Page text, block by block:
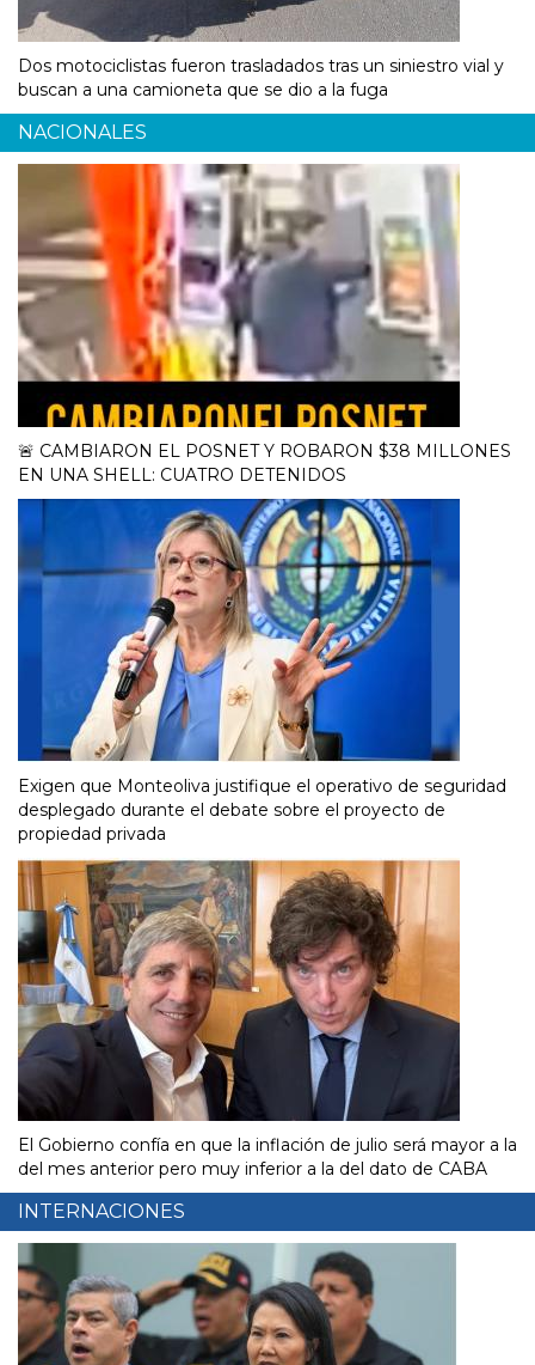
Dos motociclistas fueron trasladados tras un siniestro vial y
buscan a una camioneta que se dio a la fuga
NACIONALES
🚨 CAMBIARON EL POSNET Y ROBARON $38 MILLONES
EN UNA SHELL: CUATRO DETENIDOS
Exigen que Monteoliva justifique el operativo de seguridad
desplegado durante el debate sobre el proyecto de
propiedad privada
El Gobierno confía en que la inflación de julio será mayor a la
del mes anterior pero muy inferior a la del dato de CABA
INTERNACIONES